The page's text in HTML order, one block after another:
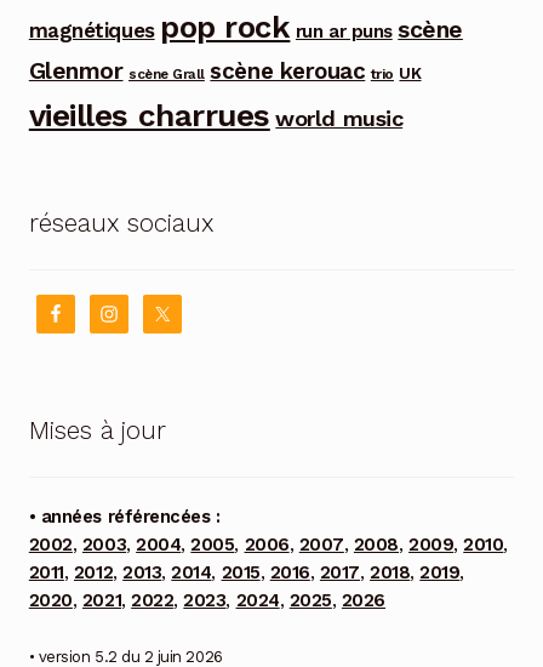
magnétiques pop rock run ar puns scène
Glenmor scène Grall scène kerouac trio UK
vieilles charrues world music
réseaux sociaux
Mises à jour
• années référencées :
2002, 2003,2004,2005, 2006, 2007, 2008,2009,2010,
2011, 2012,2013,2014, 2015, 2016, 2017,2018,2019,
2020, 2021,2022,2023, 2024, 2025, 2026
• version 5.2 du 2 juin 2026